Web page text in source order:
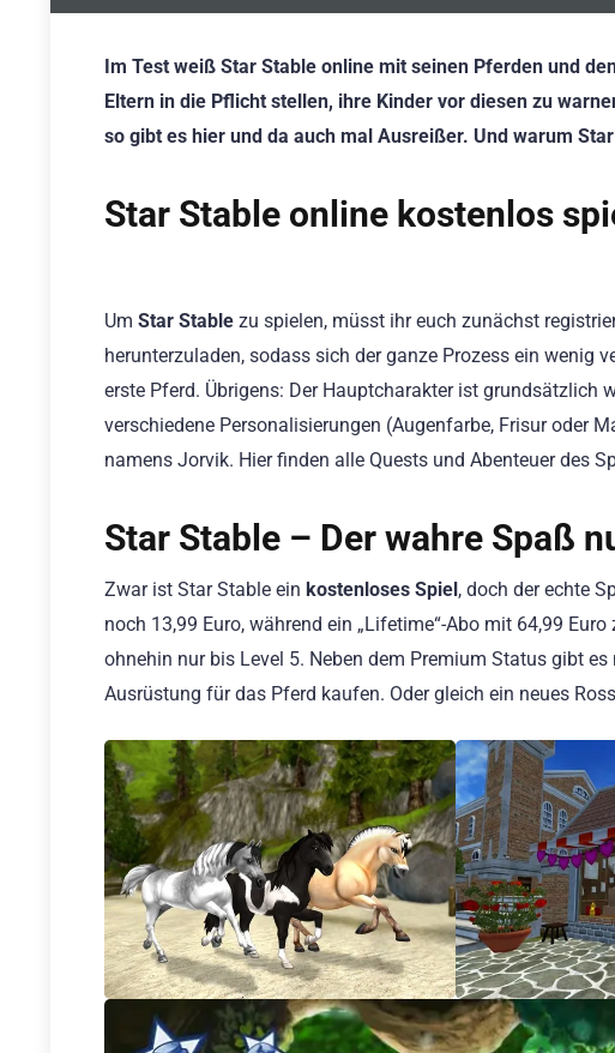
Im Test weiß Star Stable online mit seinen Pferden und
Eltern in die Pflicht stellen, ihre Kinder vor diesen zu
so gibt es hier und da auch mal Ausreißer. Und warum
Star Stable online kostenlos
Um Star Stable zu spielen, müsst ihr euch zunächst
herunterzuladen, sodass sich der ganze Prozess ein wenig
erste Pferd. Übrigens: Der Hauptcharakter ist
verschiedene Personalisierungen (Augenfarbe, Frisur oder
namens Jorvik. Hier finden alle Quests und Abenteuer des
Star Stable – Der wahre Spaß
Zwar ist Star Stable ein kostenloses Spiel , doch der echte
noch 13,99 Euro, während ein „Lifetime“-Abo mit 64,99
ohnehin nur bis Level 5. Neben dem Premium Status gibt
Ausrüstung für das Pferd kaufen. Oder gleich ein neues